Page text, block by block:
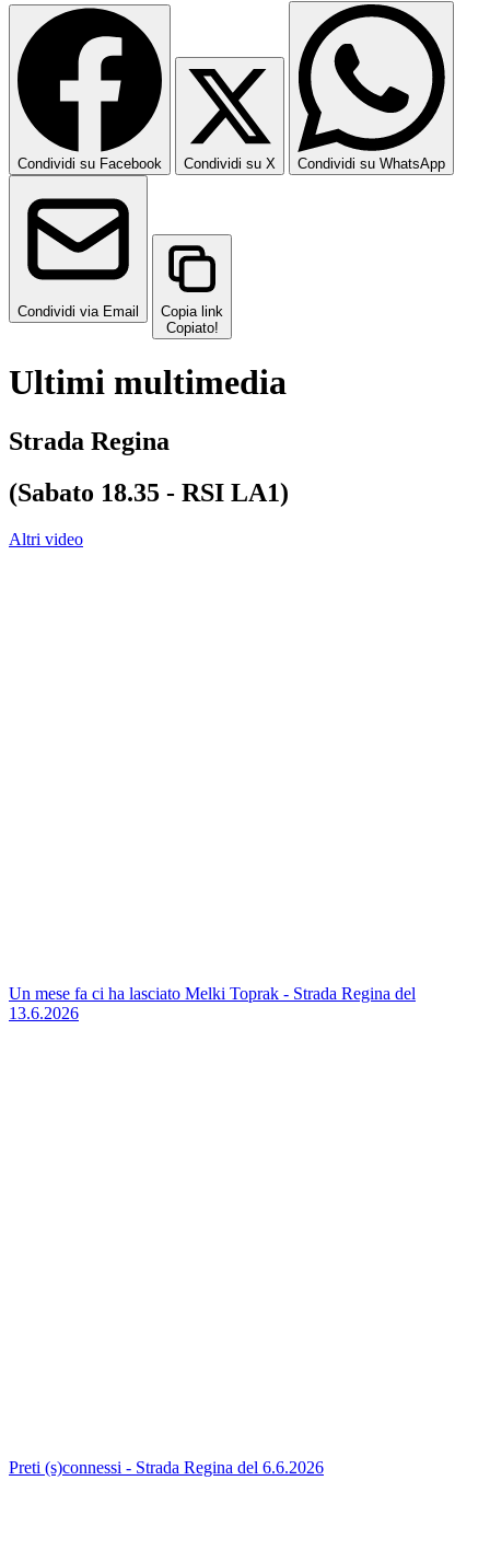
Condividi su Facebook Condividi su X Condividi su WhatsApp
Condividi via Email
Copia link
Copiato!
Ultimi multimedia
Strada Regina
(Sabato 18.35 - RSI LA1)
Altri video
Un mese fa ci ha lasciato Melki Toprak - Strada Regina del
13.6.2026
Preti (s)connessi - Strada Regina del 6.6.2026